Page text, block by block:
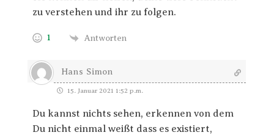
zu verstehen und ihr zu folgen.
1 Antworten
Hans Simon
15. Januar 2021 1:52 p.m.
Du kannst nichts sehen, erkennen von dem
Du nicht einmal weißt dass es existiert,